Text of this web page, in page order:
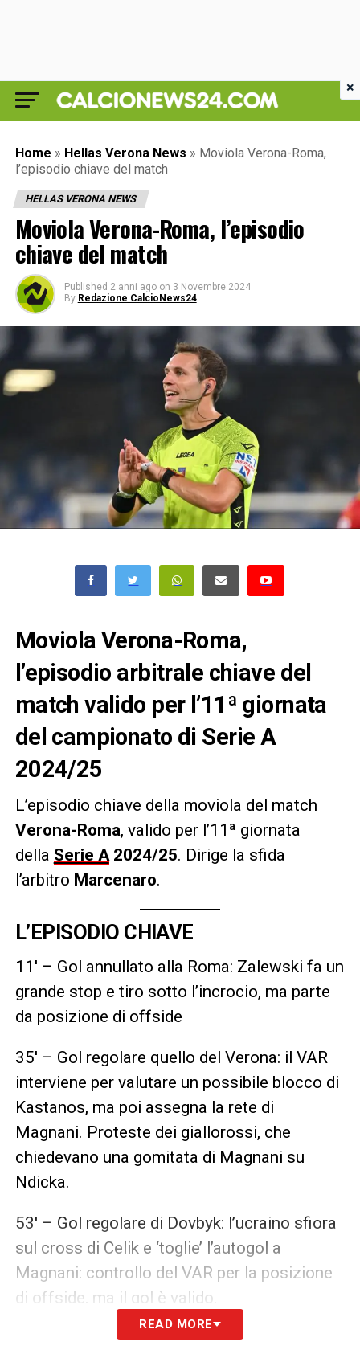
Home » Hellas Verona News » Moviola Verona-Roma,
l’episodio chiave del match
HELLAS VERONA NEWS
Moviola Verona-Roma, l’episodio
chiave del match
Published 2 anni ago on 3 Novembre 2024
By Redazione CalcioNews24
Moviola Verona-Roma,
l’episodio arbitrale chiave del
match valido per l’11ª giornata
del campionato di Serie A
2024/25
L’episodio chiave della moviola del match
Verona-Roma, valido per l’11ª giornata
della Serie A2024/25. Dirige la sfida
l’arbitro Marcenaro.
L’EPISODIO CHIAVE
11′ – Gol annullato alla Roma: Zalewski fa un
grande stop e tiro sotto l’incrocio, ma parte
da posizione di offside
35′ – Gol regolare quello del Verona: il VAR
interviene per valutare un possibile blocco di
Kastanos, ma poi assegna la rete di
Magnani. Proteste dei giallorossi, che
chiedevano una gomitata di Magnani su
Ndicka.
53′ – Gol regolare di Dovbyk: l’ucraino sfiora
sul cross di Celik e ‘toglie’ l’autogol a
Magnani: controllo del VAR per la posizione
di offside, ma il gol è valido.
90’+4′ – Espulso Livramento, rosso diretto
READ MORE
×